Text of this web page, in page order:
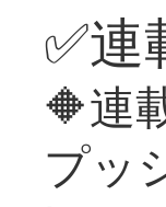
✅連
🔶連
プッ